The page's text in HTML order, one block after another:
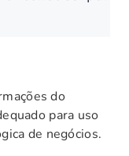
do
para uso
de negócios.